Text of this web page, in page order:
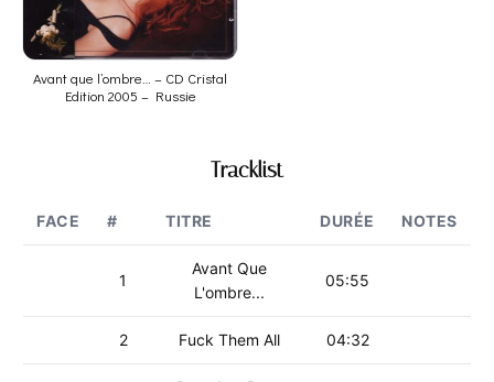
Avant que l’ombre… – CD Cristal
Edition 2005 – Russie
Tracklist
FACE # TITRE DURÉE NOTES
1
Avant Que
L'ombre...
05:55
2 Fuck Them All 04:32